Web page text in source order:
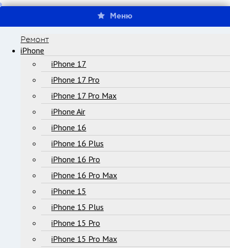
Меню
Ремонт
iPhone
iPhone 17
iPhone 17 Pro
iPhone 17 Pro Max
iPhone Air
iPhone 16
iPhone 16 Plus
iPhone 16 Pro
iPhone 16 Pro Max
iPhone 15
iPhone 15 Plus
iPhone 15 Pro
iPhone 15 Pro Max